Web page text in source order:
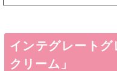
インテグレート
クリーム」